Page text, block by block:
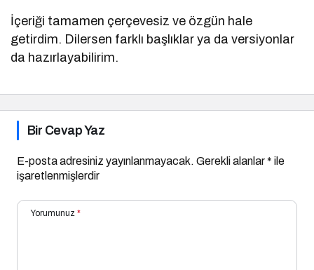
İçeriği tamamen çerçevesiz ve özgün hale
getirdim. Dilersen farklı başlıklar ya da versiyonlar
da hazırlayabilirim.
Bir Cevap Yaz
E-posta adresiniz yayınlanmayacak. Gerekli alanlar* ile
işaretlenmişlerdir
Yorumunuz *